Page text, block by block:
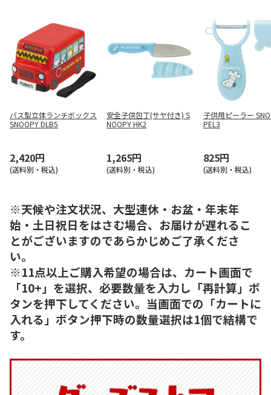
バス型立体ランチボックス
SNOOPY DLB5
2,420円
(送料別・税込)
安全子供包丁(サヤ付き) S
NOOPY HK2
1,265円
(送料別・税込)
子供用ピーラー
PEL3
825円
(送料別・税込)
※天候や注文状況、大型連休・お盆・年末年
始・土日祝日をはさむ場合、お届けが遅れるこ
とがございますのであらかじめご了承くださ
い。
※11点以上ご購入希望の場合は、カート画面で
「10+」を選択、必要数量を入力し「再計算」ボ
タンを押下してください。当画面での「カートに
入れる」ボタン押下時の数量選択は1個で結構で
す。